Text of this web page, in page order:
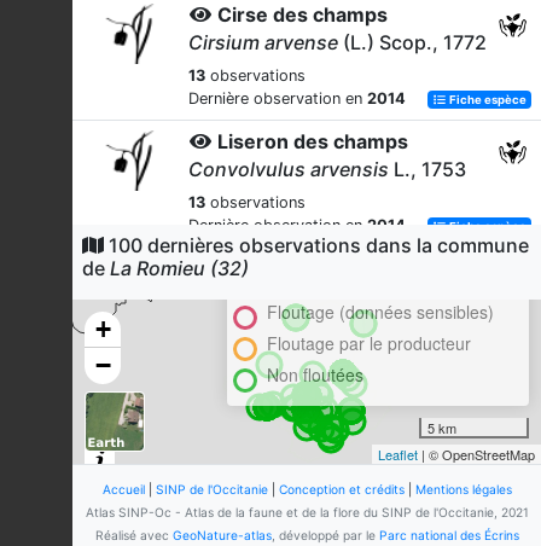
Cirse des champs
Cirsium arvense (L.) Scop., 1772
13 observations
Dernière observation en 2014 Fiche espèce
Liseron des champs
Convolvulus arvensis L., 1753
13 observations
Dernière observation en 2014 Fiche espèce
Vesce hérissée
Ervilia hirsuta
observations
Dernière observation en 2014 Fiche espèce
Coquelicot
Papaver rhoeasL., 1753
Dernière observation en
Anthémide puante
100 dernières observations dans la commune
de La Romieu (32)
+
−
Cluster
Floutage (données sensibles)
Floutage par le producteur
Non floutées
5 km
Leaflet | © OpenStreetMap
Accueil| SINP de l'Occitanie| Conception et crédits| Mentions légales
Atlas SINP-Oc - Atlas de la faune et de la flore du SINP de l'Occitanie, 2021
Réalisé avec GeoNature-atlas, développé par le Parc national des Écrins